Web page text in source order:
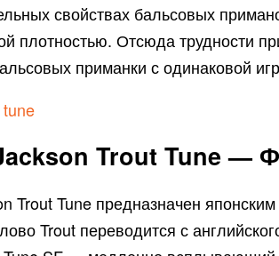
свойствах бальсовых
плотностью. Отсюда трудности
приманки с одинаковой
Trout Tune —
Trout Tune предназначен
Trout переводится с